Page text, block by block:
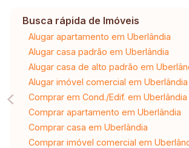
Busca rápida de Imóveis
Alugar apartamento em Uberlândia
Alugar casa padrão em Uberlândia
Alugar casa de alto padrão em
Alugar imóvel comercial em Uberlândia
Comprar em Cond./Edif. em Uberlândia
Comprar apartamento em Uberlândia
Comprar casa em Uberlândia
Comprar imóvel comercial em